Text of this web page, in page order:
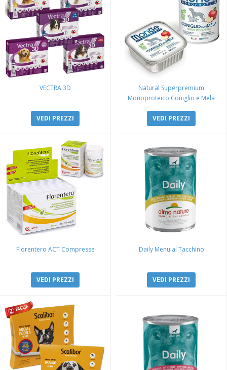
VECTRA 3D
VEDI PREZZI
Natural Superpremium
Monoproteico Coniglio e Mela
VEDI PREZZI
Florentero ACT Compresse
VEDI PREZZI
Daily Menu al Tacchino
VEDI PREZZI